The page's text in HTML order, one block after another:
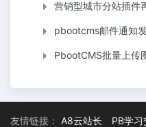
营销型城市分站插件再添新
pbootcms邮件通知发送多个收
PbootCMS批量上传图片功能，一
友情链接： A8云站长 PB学习